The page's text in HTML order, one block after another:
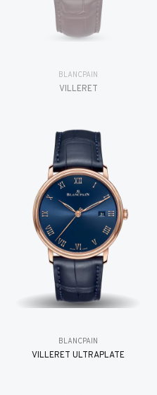
BLANCPAIN
VILLERET
BLANCPAIN
VILLERET ULTRAPLATE